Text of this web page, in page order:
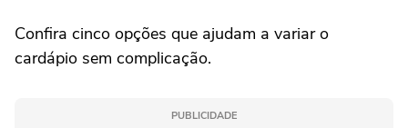
Confira cinco opções que ajudam a variar o
cardápio sem complicação.
PUBLICIDADE